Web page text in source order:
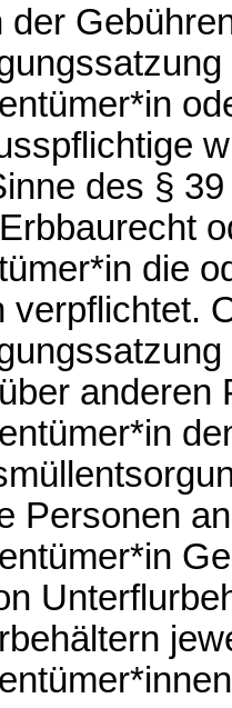
der
des §
die
verpflichtet.
anderen
Personen